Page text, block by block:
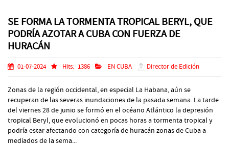
SE FORMA LA TORMENTA TROPICAL BERYL, QUE
PODRÍA AZOTAR A CUBA CON FUERZA DE
HURACÁN
01-07-2024 Hits: 1386 EN CUBA Director de Edición
Zonas de la región occidental, en especial La Habana, aún se
recuperan de las severas inundaciones de la pasada semana. La tarde
del viernes 28 de junio se formó en el océano Atlántico la depresión
tropical Beryl, que evolucionó en pocas horas a tormenta tropical y
podría estar afectando con categoría de huracán zonas de Cuba a
mediados de la sema...